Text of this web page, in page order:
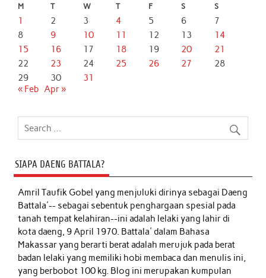
M T W T F S S
1 2 3 4 5 6
7
8
9 10 11 12 13
14
15
16 17 18 19 20
21
22
23 24 25 26 27
28
29
30
31
« Feb Apr »
SIAPA DAENG BATTALA?
Amril Taufik Gobelyang menjuluki dirinya sebagai Daeng
Battala'-- sebagai sebentuk penghargaan spesial pada
tanah tempat kelahiran--ini adalah lelaki yang lahir di
kota daeng, 9 April 1970. Battala' dalam Bahasa
Makassar yang berarti berat adalah merujuk pada berat
badan lelaki yang memiliki hobi membaca dan menulis ini,
yang berbobot 100 kg. Blog ini merupakan kumpulan